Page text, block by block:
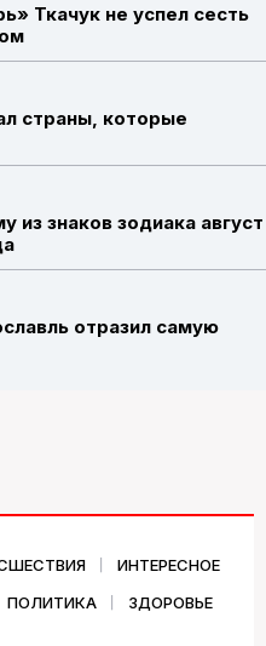
Ткачук не успел сесть
страны, которые
из знаков зодиака август
отразил самую
ИНТЕРЕСНОЕ
ПОЛИТИКА ЗДОРОВЬЕ